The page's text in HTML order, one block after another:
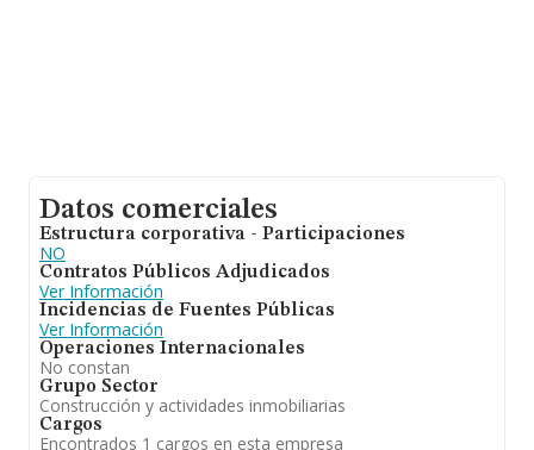
Datos comerciales
Estructura corporativa - Participaciones
NO
Contratos Públicos Adjudicados
Ver Información
Incidencias de Fuentes Públicas
Ver Información
Operaciones Internacionales
No constan
Grupo Sector
Construcción y actividades inmobiliarias
Cargos
Encontrados 1 cargos en esta empresa